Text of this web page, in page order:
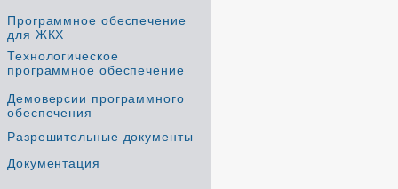
Программное обеспечение
для ЖКХ
Технологическое
программное обеспечение
Демоверсии программного
обеспечения
Разрешительные документы
Документация